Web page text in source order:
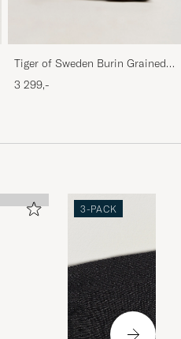
Tiger of Sweden Burin Grained
Leather Briefcase Brown
3 299,-
3-PACK